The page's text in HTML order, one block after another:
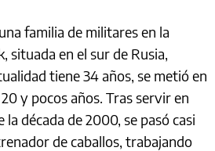
familia de militares en la
situada en el sur de Rusia,
tiene 34 años, se metió en
y pocos años. Tras servir en
la década de 2000, se pasó casi
de caballos, trabajando